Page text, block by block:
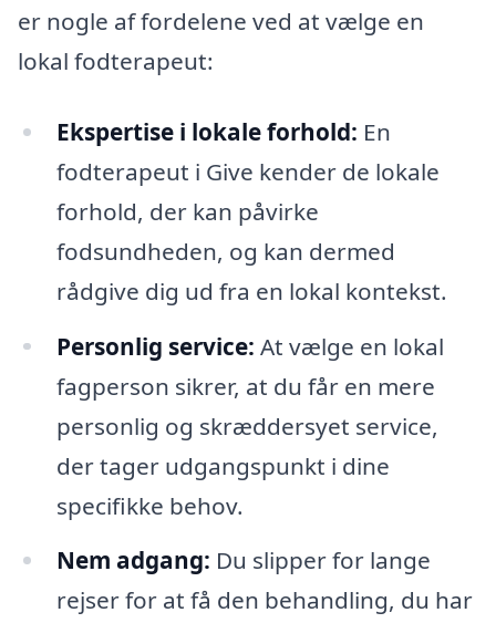
er nogle af fordelene ved at vælge en
lokal fodterapeut:
Ekspertise i lokale forhold: En
fodterapeut i Give kender de lokale
forhold, der kan påvirke
fodsundheden, og kan dermed
rådgive dig ud fra en lokal kontekst.
Personlig service: At vælge en lokal
fagperson sikrer, at du får en mere
personlig og skræddersyet service,
der tager udgangspunkt i dine
specifikke behov.
Nem adgang: Du slipper for lange
rejser for at få den behandling, du har